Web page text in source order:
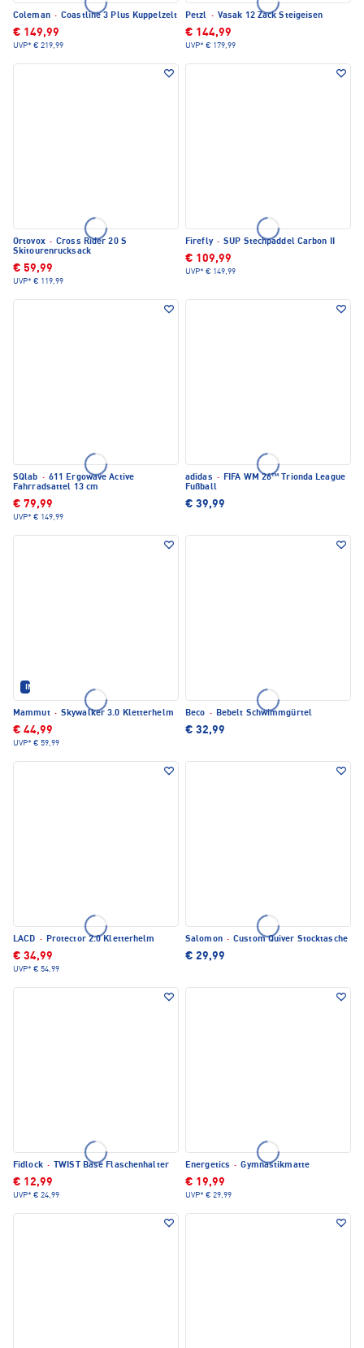
Coleman · Coastline 3 Plus Kuppelzelt
€ 149,99
UVP* € 219,99
Petzl · Vasak 12 Zack Steigeisen
€ 144,99
UVP* € 179,99
Ortovox · Cross Rider 20 S
Skitourenrucksack
€ 59,99
UVP* € 119,99
Firefly · SUP Stechpaddel Carbon II
€ 109,99
UVP* € 149,99
SQlab · 611 Ergowave Active
Fahrradsattel 13 cm
€ 79,99
UVP* € 149,99
adidas · FIFA WM 26™ Trionda League
Fußball
€ 39,99
IM SET ERHÄLTLICH
Mammut · Skywalker 3.0 Kletterhelm
€ 44,99
UVP* € 59,99
Beco · Bebelt Schwimmgürtel
€ 32,99
LACD · Protector 2.0 Kletterhelm
€ 34,99
UVP* € 54,99
Salomon · Custom Quiver Stocktasche
€ 29,99
Fidlock · TWIST Base Flaschenhalter
€ 12,99
UVP* € 24,99
Energetics · Gymnastikmatte
€ 19,99
UVP* € 29,99